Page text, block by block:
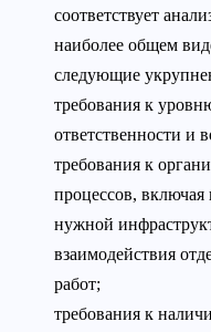
соответствует
наиболее общем
следующие
требования к
ответственности и
требования к
процессов, включая
нужной
взаимодействия
работ;
требования к